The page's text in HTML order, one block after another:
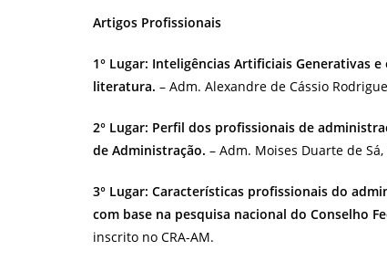
Artigos Profissionais
1° Lugar: Inteligências Artificiais Generativas
literatura. – Adm. Alexandre de Cássio
2° Lugar: Perfil dos profissionais de
de Administração. – Adm. Moises Duarte de
3° Lugar: Características profissionais do
com base na pesquisa nacional do Conselho
inscrito no CRA-AM.